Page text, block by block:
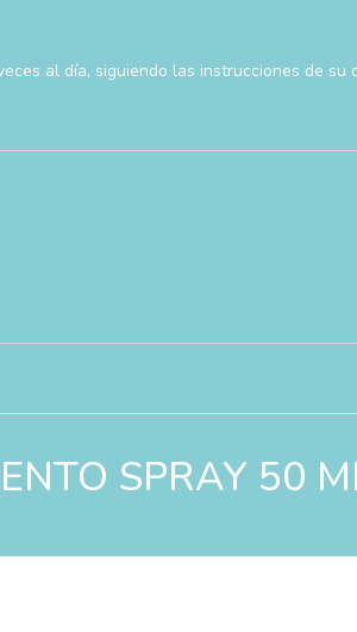
al día, siguiendo las instrucciones de su
SPRAY 50